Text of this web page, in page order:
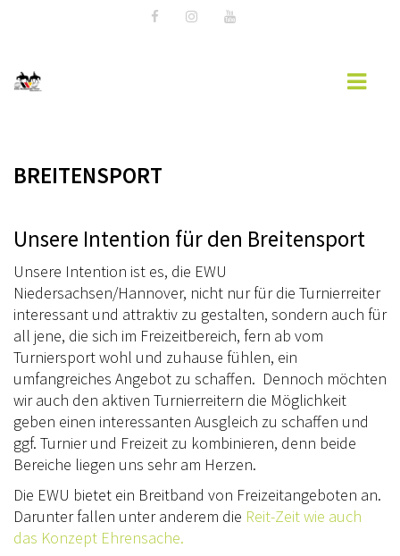
VERANSTALTUNG HINZUFÜGEN
EWU BLOG
DOWNLOAD
WESTERNREITER ONLINE
EWU NDS
UNSER VORSTAND
UNSERE SPONSOREN
SPONSOREN 2024
SPONSOREN 2023
BREITENSPORT
Unsere Intention für den Breitensport
Unsere Intention ist es, die EWU
Niedersachsen/Hannover, nicht nur für die Turnierreiter
interessant und attraktiv zu gestalten, sondern auch für
all jene, die sich im Freizeitbereich, fern ab vom
Turniersport wohl und zuhause fühlen, ein
umfangreiches Angebot zu schaffen. Dennoch möchten
wir auch den aktiven Turnierreitern die Möglichkeit
geben einen interessanten Ausgleich zu schaffen und
ggf. Turnier und Freizeit zu kombinieren, denn beide
Bereiche liegen uns sehr am Herzen.
Die EWU bietet ein Breitband von Freizeitangeboten an.
Darunter fallen unter anderem die Reit-Zeit wie auch
das Konzept Ehrensache.